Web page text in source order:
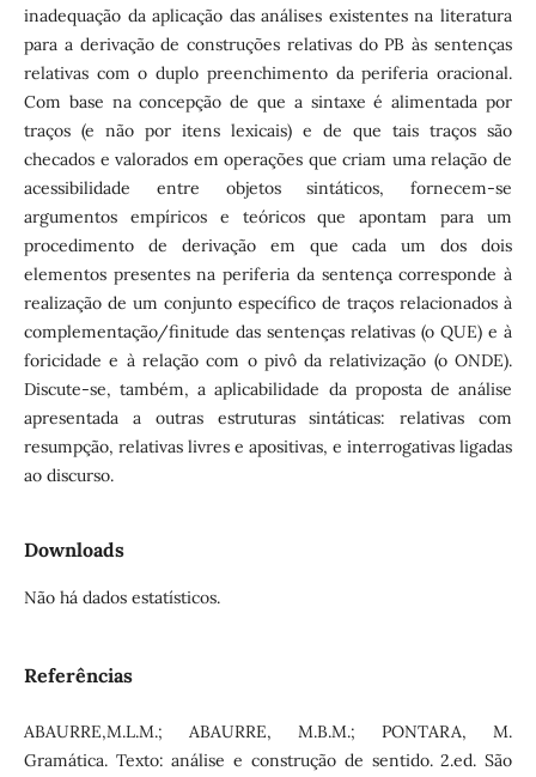
inadequação da aplicação das análises existentes na literatura
para a derivação de construções relativas do PB às sentenças
relativas com o duplo preenchimento da periferia oracional.
Com base na concepção de que a sintaxe é alimentada por
traços (e não por itens lexicais) e de que tais traços são
checados e valorados em operações que criam uma relação de
acessibilidade entre objetos sintáticos, fornecem-se
argumentos empíricos e teóricos que apontam para um
procedimento de derivação em que cada um dos dois
elementos presentes na periferia da sentença corresponde à
realização de um conjunto específico de traços relacionados à
complementação/finitude das sentenças relativas (o QUE) e à
foricidade e à relação com o pivô da relativização (o ONDE).
Discute-se, também, a aplicabilidade da proposta de análise
apresentada a outras estruturas sintáticas: relativas com
resumpção, relativas livres e apositivas, e interrogativas ligadas
ao discurso.
Downloads
Não há dados estatísticos.
Referências
ABAURRE,M.L.M.; ABAURRE, M.B.M.; PONTARA, M.
Gramática. Texto: análise e construção de sentido. 2.ed. São